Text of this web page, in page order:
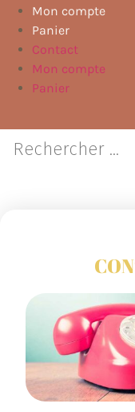
Mon compte
Panier
Contact
Mon compte
Panier